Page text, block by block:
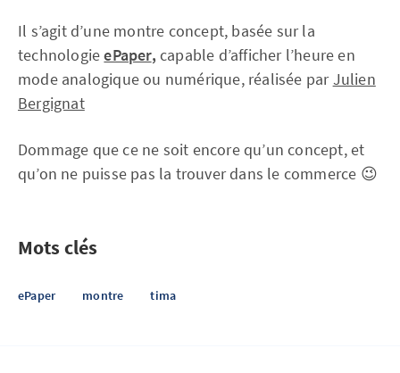
Il s’agit d’une montre concept, basée sur la
technologieePaper,capable d’afficher l’heure en
mode analogique ou numérique, réalisée parJulien
Bergignat
Dommage que ce ne soit encore qu’un concept, et
qu’on ne puisse pas la trouver dans le commerce 😉
Mots clés
ePaper montre tima